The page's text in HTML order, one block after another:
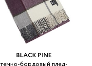
BLACK PINE